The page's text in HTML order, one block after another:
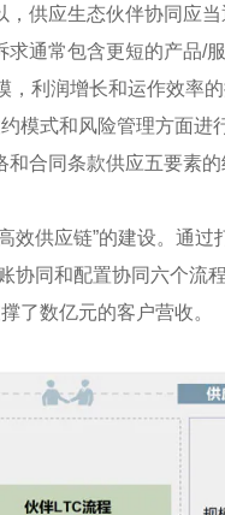
供应生态伙伴协同应
通常包含更短的产品/服
利润增长和运作效率的
模式和风险管理方面进
合同条款供应五要素
效供应链”的建设。通过
协同和配置协同六个流
了数亿元的客户营收。